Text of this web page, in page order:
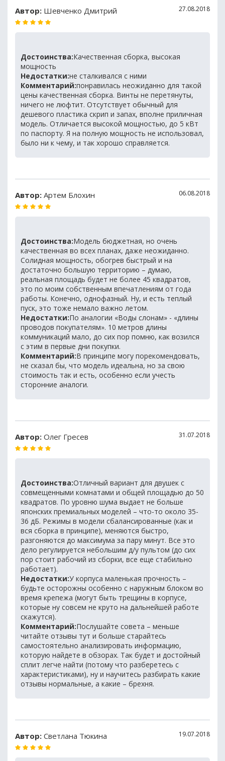
Автор: Шевченко Дмитрий 27.08.2018
Достоинства:Качественная сборка, высокая
мощность
Недостатки:не сталкивался с ними
Комментарий:понравилась неожиданно для такой
цены качественная сборка. Винты не перетянуты,
ничего не люфтит. Отсутствует обычный для
дешевого пластика скрип и запах, вполне приличная
модель. Отличается высокой мощностью, до 5 кВт
по паспорту. Я на полную мощность не использовал,
было ни к чему, и так хорошо справляется.
Автор: Артем Блохин 06.08.2018
Достоинства:Модель бюджетная, но очень
качественная во всех планах, даже неожиданно.
Солидная мощность, обогрев быстрый и на
достаточно большую территорию – думаю,
реальная площадь будет не более 45 квадратов,
это по моим собственным впечатлениям от года
работы. Конечно, однофазный. Ну, и есть теплый
пуск, это тоже немало важно летом.
Недостатки:По аналогии «Воды слонам» - «длины
проводов покупателям». 10 метров длины
коммуникаций мало, до сих пор помню, как возился
с этим в первые дни покупки.
Комментарий:В принципе могу порекомендовать,
не сказал бы, что модель идеальна, но за свою
стоимость так и есть, особенно если учесть
сторонние аналоги.
Автор: Олег Гресев 31.07.2018
Достоинства:Отличный вариант для двушек с
совмещенными комнатами и общей площадью до 50
квадратов. По уровню шума выдает не больше
японских премиальных моделей – что-то около 35-
36 дБ. Режимы в модели сбалансированные (как и
вся сборка в принципе), меняются быстро,
разгоняются до максимума за пару минут. Все это
дело регулируется небольшим д/у пультом (до сих
пор стоит рабочий из сборки, все еще стабильно
работает).
Недостатки:У корпуса маленькая прочность –
будьте осторожны особенно с наружным блоком во
время крепежа (могут быть трещины в корпусе,
которые ну совсем не круто на дальнейшей работе
скажутся).
Комментарий:Послушайте совета – меньше
читайте отзывы тут и больше старайтесь
самостоятельно анализировать информацию,
которую найдете в обзорах. Так будет и достойный
сплит легче найти (потому что разберетесь с
характеристиками), ну и научитесь разбирать какие
отзывы нормальные, а какие – брехня.
Автор: Светлана Тюкина 19.07.2018